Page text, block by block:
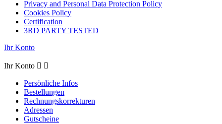
Privacy and Personal Data Protection Policy
Cookies Policy
Certification
3RD PARTY TESTED
Ihr Konto
Ihr Konto  
Persönliche Infos
Bestellungen
Rechnungskorrekturen
Adressen
Gutscheine